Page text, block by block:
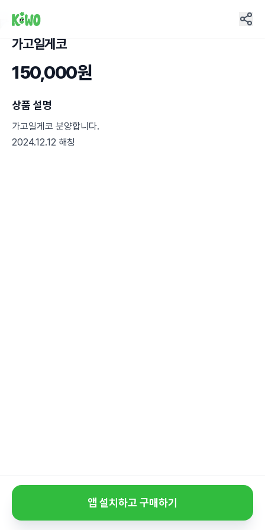
가고일게코
150,000원
상품 설명
가고일게코 분양합니다.
2024.12.12 해칭
앱 설치하고 구매하기